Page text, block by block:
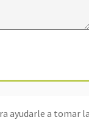
ayudarle a tomar